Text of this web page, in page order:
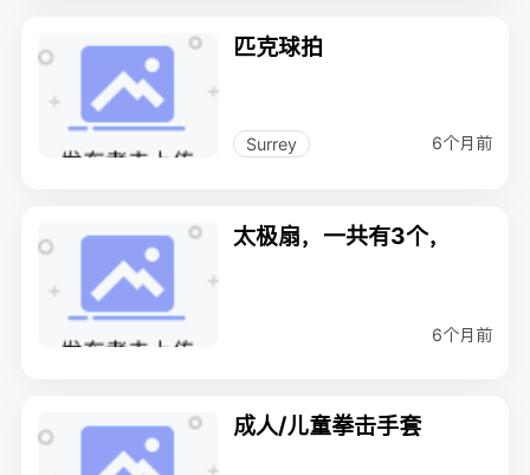
匹克球拍
Surrey 6个月前
太极扇，一共有3个，
6个月前
成人/儿童拳击手套